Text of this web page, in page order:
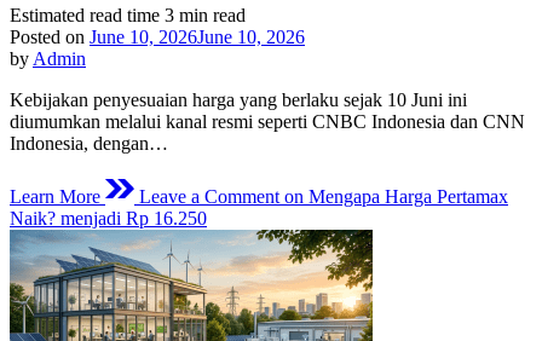
Estimated read time 3 min read
Posted on June 10, 2026June 10, 2026
by Admin
Kebijakan penyesuaian harga yang berlaku sejak 10 Juni ini
diumumkan melalui kanal resmi seperti CNBC Indonesia dan CNN
Indonesia, dengan…
Learn More Leave a Comment on Mengapa Harga Pertamax
Naik? menjadi Rp 16.250